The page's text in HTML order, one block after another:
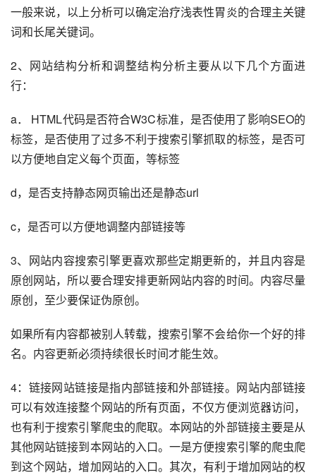
一般来说，以上分析可以确定治疗浅表性胃炎的合理主关键
词和长尾关键词。
2、网站结构分析和调整结构分析主要从以下几个方面进
行：
a． HTML代码是否符合W3C标准，是否使用了影响SEO的
标签，是否使用了过多不利于搜索引擎抓取的标签，是否可
以方便地自定义每个页面，等标签
d，是否支持静态网页输出还是静态url
c，是否可以方便地调整内部链接等
3、网站内容搜索引擎更喜欢那些定期更新的，并且内容是
原创网站，所以要合理安排更新网站内容的时间。内容尽量
原创，至少要保证伪原创。
如果所有内容都被别人转载，搜索引擎不会给你一个好的排
名。内容更新必须持续很长时间才能生效。
4：链接网站链接是指内部链接和外部链接。网站内部链接
可以有效连接整个网站的所有页面，不仅方便浏览器访问，
也有利于搜索引擎爬虫的爬取。本网站的外部链接主要是从
其他网站链接到本网站的入口。一是方便搜索引擎的爬虫爬
到这个网站，增加网站的入口。其次，有利于增加网站的权